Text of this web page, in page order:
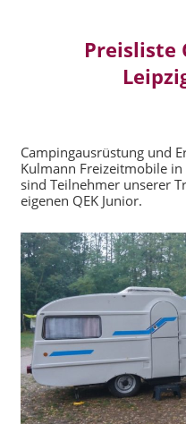
Preisliste
Campingausrüstung und
Kulmann Freizeitmobile
sind Teilnehmer unserer
eigenen QEK Junior.